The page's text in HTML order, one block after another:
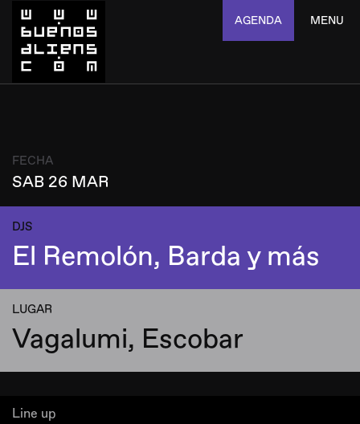
AGENDA MENU
FECHA
SAB 26 MAR
DJS
El Remolón, Barda y más
LUGAR
Vagalumi, Escobar
Line up